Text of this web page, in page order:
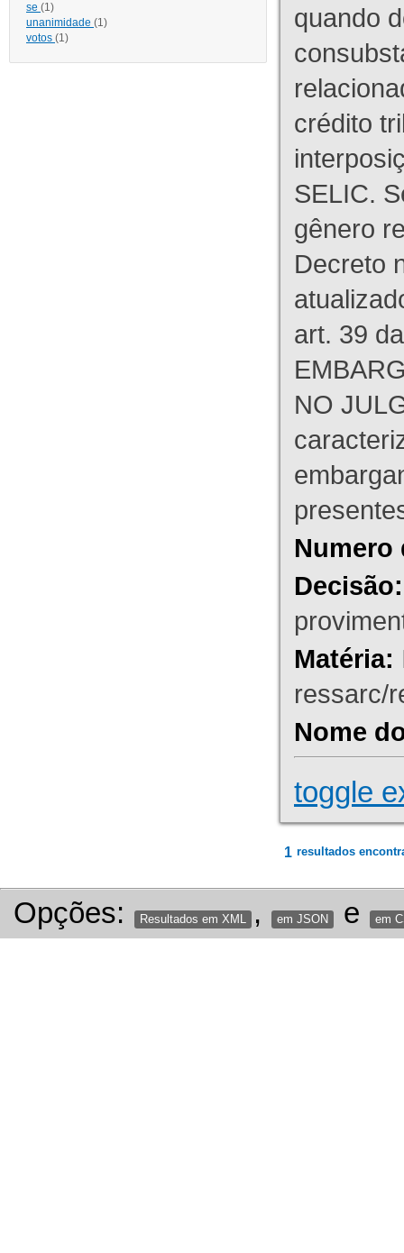
se (1)
unanimidade (1)
votos (1)
quando
crédito
SELIC.
gênero
Decreto
art. 39
NO
Numero
Decisão:
Matéria:
ressarc/
Nome
toggle
1 resultados
Opções: Resultados em XML , em JSON e em